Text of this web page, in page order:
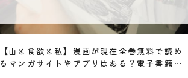
【山と食欲と私】漫画が現在全巻無料で読め
るマンガサイトやアプリはある？電子書籍・